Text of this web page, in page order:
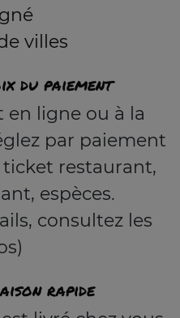
villes
du paiement
en ligne ou à la
par paiement
ticket restaurant,
espèces.
consultez les
rapide